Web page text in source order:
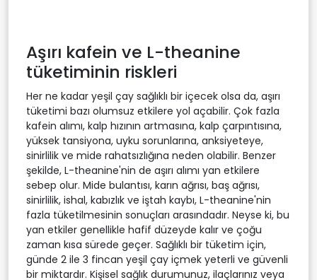
Aşırı kafein ve L-theanine
tüketiminin riskleri
Her ne kadar yeşil çay sağlıklı bir içecek olsa da, aşırı
tüketimi bazı olumsuz etkilere yol açabilir. Çok fazla
kafein alımı, kalp hızının artmasına, kalp çarpıntısına,
yüksek tansiyona, uyku sorunlarına, anksiyeteye,
sinirlilik ve mide rahatsızlığına neden olabilir. Benzer
şekilde, L-theanine'nin de aşırı alımı yan etkilere
sebep olur. Mide bulantısı, karın ağrısı, baş ağrısı,
sinirlilik, ishal, kabızlık ve iştah kaybı, L-theanine'nin
fazla tüketilmesinin sonuçları arasındadır. Neyse ki, bu
yan etkiler genellikle hafif düzeyde kalır ve çoğu
zaman kısa sürede geçer. Sağlıklı bir tüketim için,
günde 2 ile 3 fincan yeşil çay içmek yeterli ve güvenli
bir miktardır. Kişisel sağlık durumunuz, ilaçlarınız veya